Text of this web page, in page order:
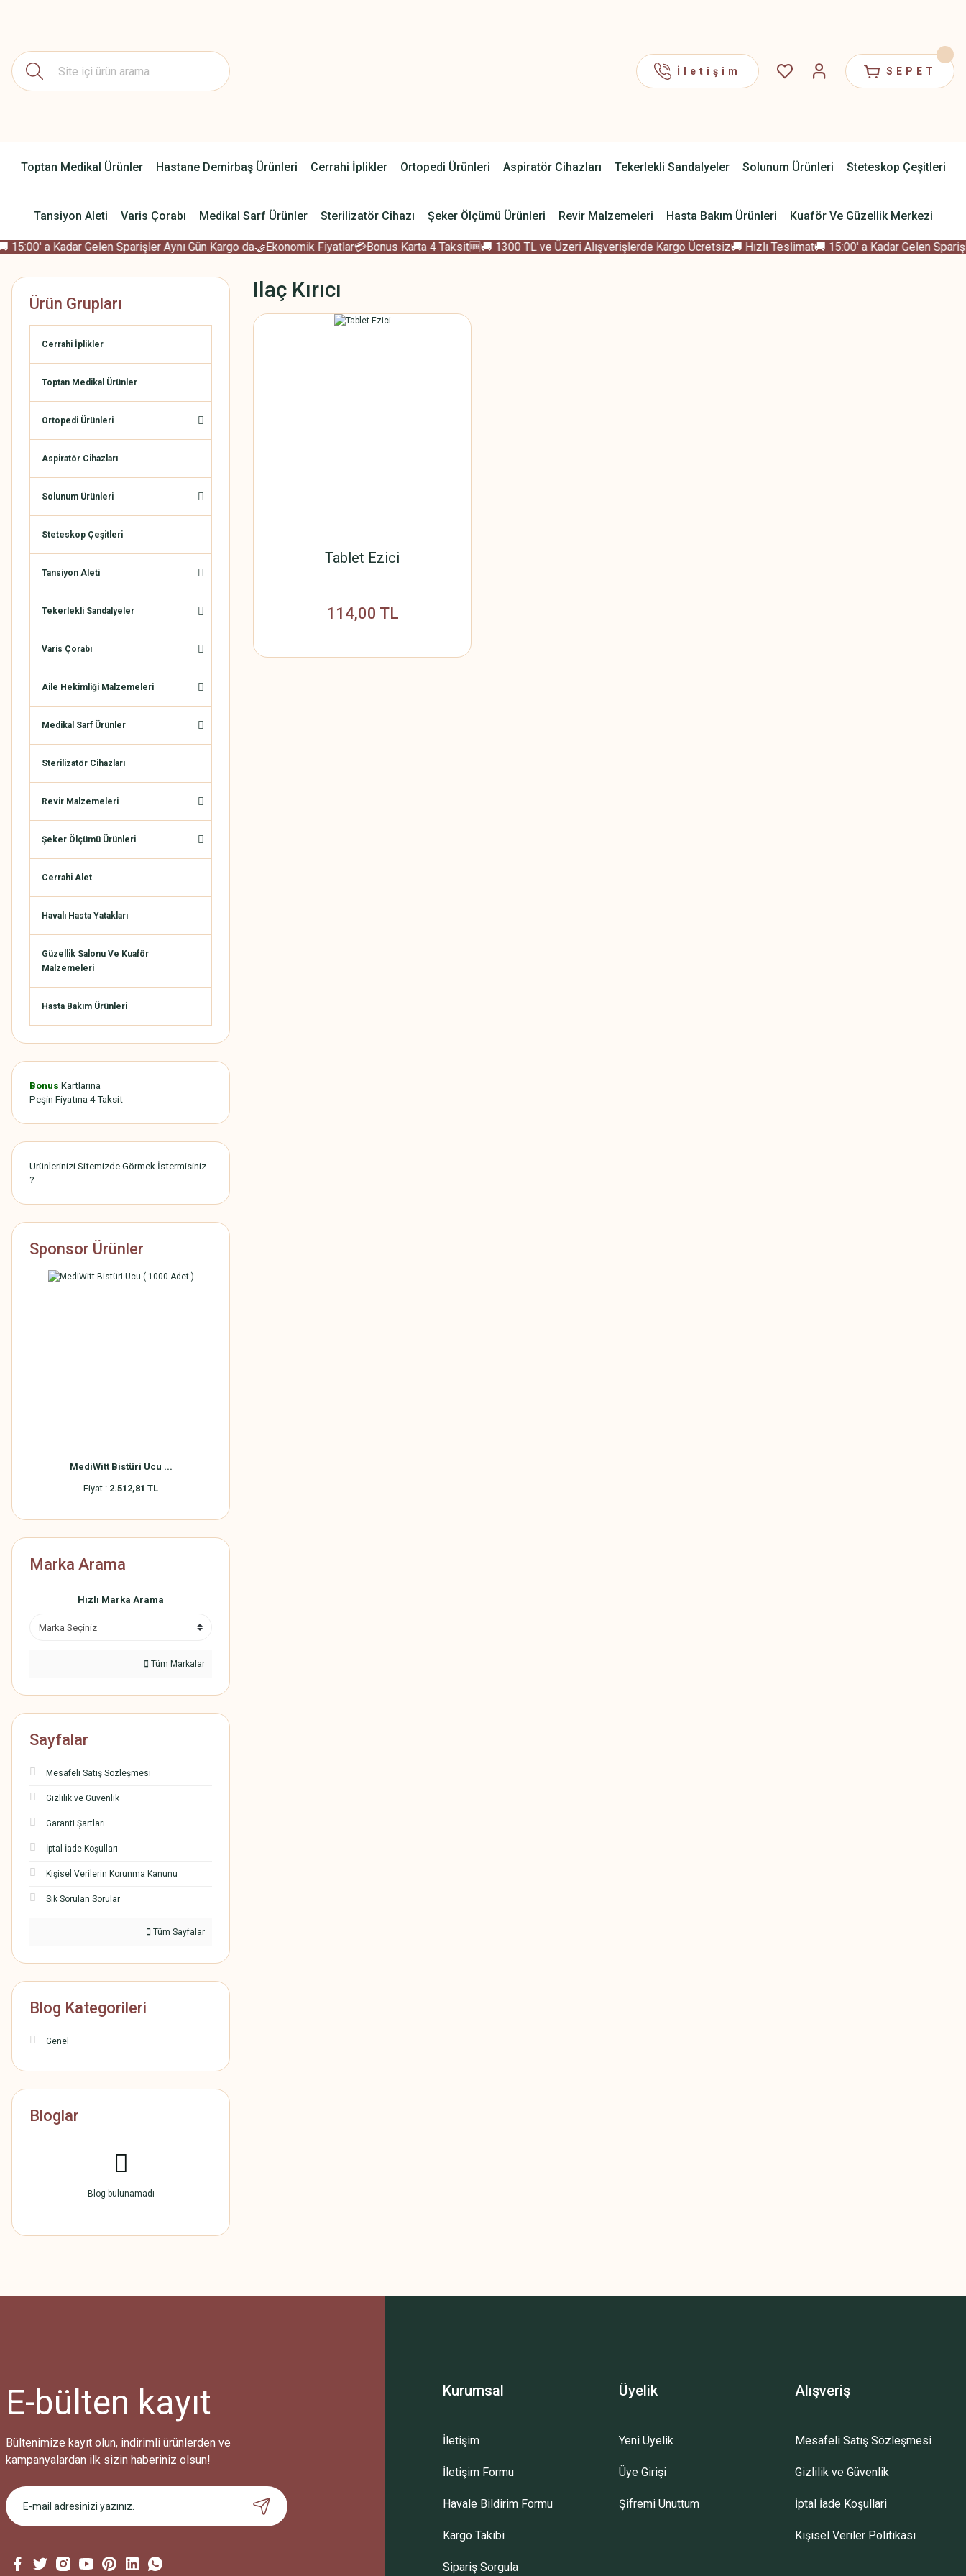
İletişim SEPET
Toptan Medikal Ürünler Hastane Demirbaş Ürünleri Cerrahi İplikler Ortopedi Ürünleri Aspiratör Cihazları Tekerlekli Sandalyeler Solunum Ürünleri Steteskop Çeşitleri
Tansiyon Aleti Varis Çorabı Medikal Sarf Ürünler Sterilizatör Cihazı Şeker Ölçümü Ürünleri Revir Malzemeleri Hasta Bakım Ürünleri Kuaför Ve Güzellik Merkezi
a Kadar Gelen Sparişler Aynı Gün Kargo da 🤝Ekonomik Fiyatlar💳Bonus Karta 4 Taksit🆓🚚 1300 TL ve Üzeri Alışverişlerde Kargo Ücretsiz🚚 Hızlı Teslimat🚚 15:00' a Kadar Gelen Sparişler
Ürün Grupları
Cerrahi İplikler
Toptan Medikal Ürünler
Ortopedi Ürünleri
Aspiratör Cihazları
Solunum Ürünleri
Steteskop Çeşitleri
Tansiyon Aleti
Tekerlekli Sandalyeler
Varis Çorabı
Aile Hekimliği Malzemeleri
Medikal Sarf Ürünler
Sterilizatör Cihazları
Revir Malzemeleri
Şeker Ölçümü Ürünleri
Cerrahi Alet
Havalı Hasta Yatakları
Güzellik Salonu Ve Kuaför
Malzemeleri
Hasta Bakım Ürünleri
Bonus Kartlarına
Peşin Fiyatına 4 Taksit
Ürünlerinizi Sitemizde Görmek İstermisiniz
?
Sponsor Ürünler
MediWitt Bistüri Ucu ...
Fiyat : 2.512,81 TL
Marka Arama
Hızlı Marka Arama
Tüm Markalar
Sayfalar
Mesafeli Satış Sözleşmesi
Gizlilik ve Güvenlik
Garanti Şartları
İptal İade Koşulları
Kişisel Verilerin Korunma Kanunu
Sık Sorulan Sorular
Tüm Sayfalar
Blog Kategorileri
Genel
Bloglar
Blog bulunamadı
Ilaç Kırıcı
Tablet Ezici
114,00 TL
E-bülten kayıt
Bültenimize kayıt olun, indirimli ürünlerden ve
kampanyalardan ilk sizin haberiniz olsun!
Kurumsal
İletişim
İletişim Formu
Havale Bildirim Formu
Kargo Takibi
Sipariş Sorgula
Üyelik
Yeni Üyelik
Üye Girişi
Şifremi Unuttum
Alışveriş
Mesafeli Satış Sözleşmesi
Gizlilik ve Güvenlik
İptal İade Koşullari
Kişisel Veriler Politikası